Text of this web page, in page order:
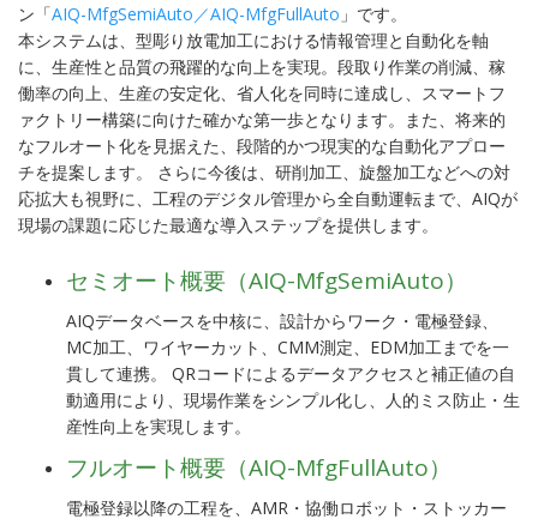
ン「AIQ-MfgSemiAuto／AIQ-MfgFullAuto 」です。
本システムは、型彫り放電加工における情報管理と自動化を軸
に、生産性と品質の飛躍的な向上を実現。段取り作業の削減、稼
働率の向上、生産の安定化、省人化を同時に達成し、スマートフ
ァクトリー構築に向けた確かな第一歩となります。また、将来的
なフルオート化を見据えた、段階的かつ現実的な自動化アプロー
チを提案します。 さらに今後は、研削加工、旋盤加工などへの対
応拡大も視野に、工程のデジタル管理から全自動運転まで、AIQが
現場の課題に応じた最適な導入ステップを提供します。
セミオート概要（AIQ-MfgSemiAuto）
AIQデータベースを中核に、設計からワーク・電極登録、
MC加工、ワイヤーカット、CMM測定、EDM加工までを一
貫して連携。 QRコードによるデータアクセスと補正値の自
動適用により、現場作業をシンプル化し、人的ミス防止・生
産性向上を実現します。
フルオート概要（AIQ-MfgFullAuto）
電極登録以降の工程を、AMR・協働ロボット・ストッカー